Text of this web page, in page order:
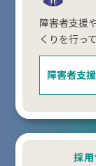
障害者支援
くりを行っ
障害者支
採